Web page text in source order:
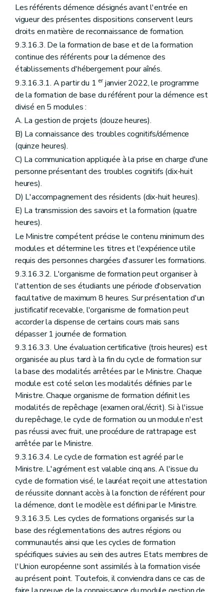
Les référents démence désignés avant l'entrée en
vigueur des présentes dispositions conservent leurs
droits en matière de reconnaissance de formation.
9.3.16.3. De la formation de base et de la formation
continue des référents pour la démence des
établissements d'hébergement pour aînés.
9.3.16.3.1. A partir du 1 erjanvier 2022, le programme
de la formation de base du référent pour la démence est
divisé en 5 modules :
A. La gestion de projets (douze heures).
B) La connaissance des troubles cognitifs/démence
(quinze heures).
C) La communication appliquée à la prise en charge d'une
personne présentant des troubles cognitifs (dix-huit
heures).
D) L'accompagnement des résidents (dix-huit heures).
E) La transmission des savoirs et la formation (quatre
heures).
Le Ministre compétent précise le contenu minimum des
modules et détermine les titres et l'expérience utile
requis des personnes chargées d'assurer les formations.
9.3.16.3.2. L'organisme de formation peut organiser à
l'attention de ses étudiants une période d'observation
facultative de maximum 8 heures. Sur présentation d'un
justificatif recevable, l'organisme de formation peut
accorder la dispense de certains cours mais sans
dépasser 1 journée de formation.
9.3.16.3.3. Une évaluation certificative (trois heures) est
organisée au plus tard à la fin du cycle de formation sur
la base des modalités arrêtées par le Ministre. Chaque
module est coté selon les modalités définies par le
Ministre. Chaque organisme de formation définit les
modalités de repêchage (examen oral/écrit). Si à l'issue
du repêchage, le cycle de formation ou un module n'est
pas réussi avec fruit, une procédure de rattrapage est
arrêtée par le Ministre.
9.3.16.3.4. Le cycle de formation est agréé par le
Ministre. L'agrément est valable cinq ans. A l'issue du
cycle de formation visé, le lauréat reçoit une attestation
de réussite donnant accès à la fonction de référent pour
la démence, dont le modèle est défini par le Ministre.
9.3.16.3.5. Les cycles de formations organisés sur la
base des réglementations des autres régions ou
communautés ainsi que les cycles de formation
spécifiques suivies au sein des autres Etats membres de
l'Union européenne sont assimilés à la formation visée
au présent point. Toutefois, il conviendra dans ce cas de